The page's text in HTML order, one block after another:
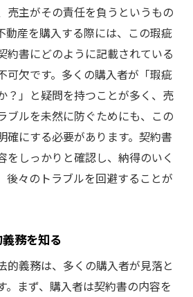
売主がその責任を負うというもの
動産を購入する際には、この瑕疵
約書にどのように記載されている
可欠です。多くの購入者が「瑕疵
？」と疑問を持つことが多く、売
ブルを未然に防ぐためにも、この
確にする必要があります。契約書
をしっかりと確認し、納得のいく
後々のトラブルを回避することが
務を知る
的義務は、多くの購入者が見落と
。まず、購入者は契約書の内容を